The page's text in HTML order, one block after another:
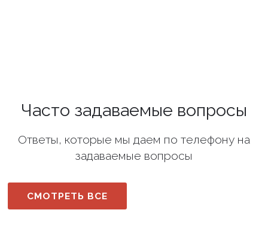
Часто задаваемые вопросы
Ответы, которые мы даем по телефону на
задаваемые вопросы
СМОТРЕТЬ ВСЕ